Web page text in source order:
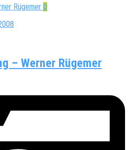
0
– Werner Rügemer